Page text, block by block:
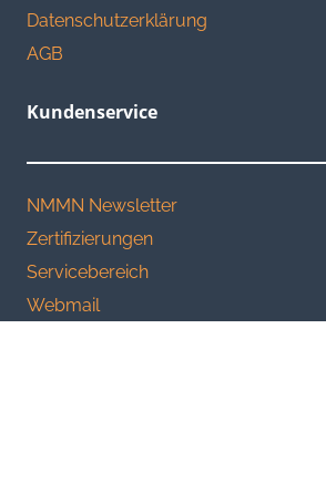
Datenschutzerklärung
AGB
Kundenservice
NMMN Newsletter
Zertifizierungen
Servicebereich
Webmail